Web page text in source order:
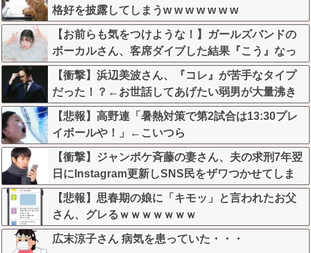
格好を披露してしまうw w w w w w w
【お前らも気をつけような！】ガールズバンドの
ボーカルさん、客席ダイブした結果『こう』なっ
てしまいお気持ち表明してしまう…
【衝撃】浜辺美波さん、『コレ』が苦手なタイプ
だった！？←お世話してあげたい弱男が大量沸き
してしまうw w w w w w w w w
【悲報】高野連「暑熱対策で第2試合は13:30プレ
イボールや！」←こいつら
【衝撃】ジャンポケ斉藤の妻さん、夫の求刑7年翌
日にInstagram更新しSNS民をザワつかせてしま
う…
【悲報】思春期の娘に「キモッ」と言われたお父
さん、グレるｗｗｗｗｗｗｗ
広末涼子さん 病気を患っていた・・・